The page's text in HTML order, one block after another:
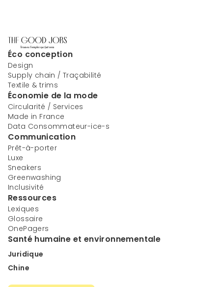
Éco conception
Design
Supply chain / Traçabilité
Textile & trims
Économie de la mode
Circularité / Services
Made in France
Data Consommateur-ice-s
Communication
Prêt-à-porter
Luxe
Sneakers
Greenwashing
Inclusivité
Ressources
Lexiques
Glossaire
OnePagers
Santé humaine et environnementale
Juridique
Chine